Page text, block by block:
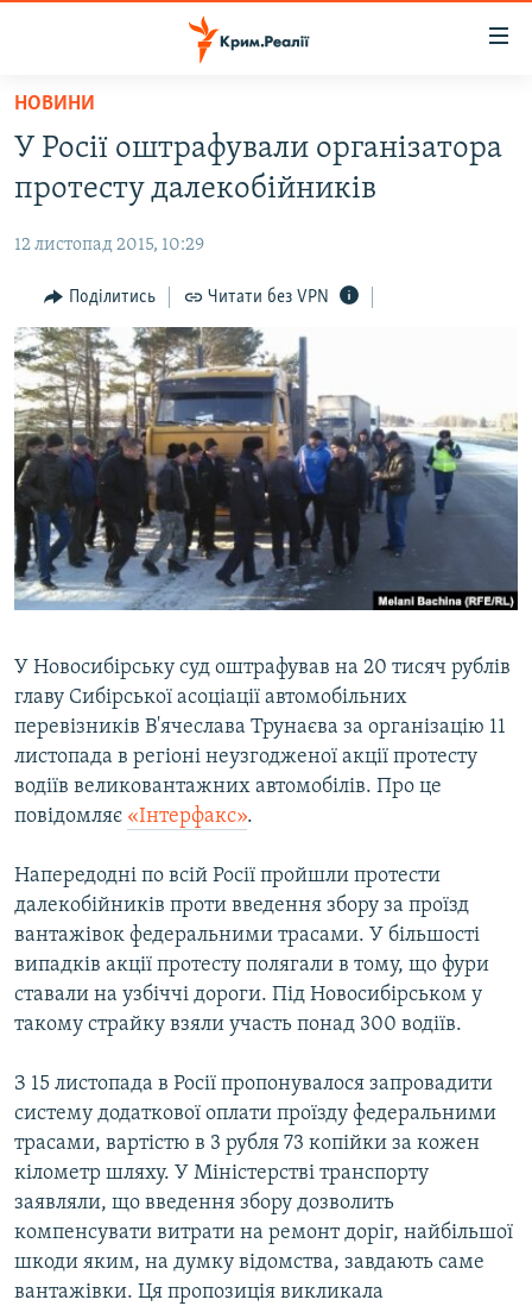
Перейти
основного
матеріалу
Перейти
до
навігації
Перейти
до
пошуку
ВІДЕО ТА ФОТО
ПОЛІТИКА
БЛОГИ
ПОГЛЯД
ІНТЕРВ'Ю
ВСЕ ЗА ДЕНЬ
СПЕЦПРОЕКТИ
ДЕПОРТАЦІЯ
ВІДЕОУРОКИ «ELIFBE»
СВІДЧЕННЯ ОКУПАЦІЇ
ІНФОГРАФІКА
ЯК ОБІЙТИ БЛОКУВАННЯ
Русский
Qırımtatar
ДОЛУЧАЙСЯ!
Усі сайти RFE/RL
НОВИНИ
У Росії оштрафували організатора
протесту далекобійників
12 листопад 2015, 10:29
Поділитись Читати без VPN
У Новосибірську суд оштрафував на 20 тисяч рублів
главу Сибірської асоціації автомобільних
перевізників В'ячеслава Трунаєва за організацію 11
листопада в регіоні неузгодженої акції протесту
водіїв великовантажних автомобілів. Про це
повідомляє «Інтерфакс».
Напередодні по всій Росії пройшли протести
далекобійників проти введення збору за проїзд
вантажівок федеральними трасами. У більшості
випадків акції протесту полягали в тому, що фури
ставали на узбіччі дороги. Під Новосибірськом у
такому страйку взяли участь понад 300 водіїв.
З 15 листопада в Росії пропонувалося запровадити
систему додаткової оплати проїзду федеральними
трасами, вартістю в 3 рубля 73 копійки за кожен
кілометр шляху. У Міністерстві транспорту
заявляли, що введення збору дозволить
компенсувати витрати на ремонт доріг, найбільшої
шкоди яким, на думку відомства, завдають саме
вантажівки. Ця пропозиція викликала